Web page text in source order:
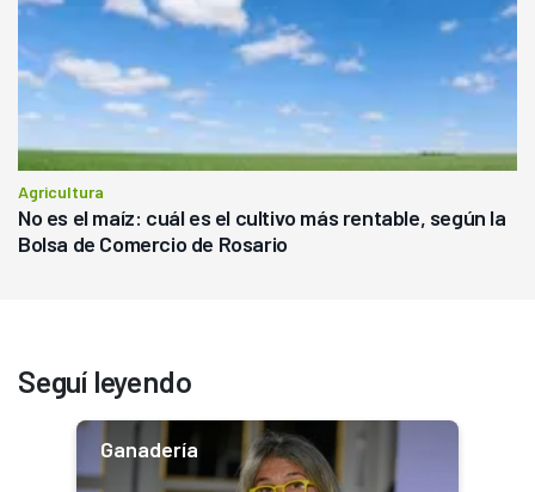
Agricultura
No es el maíz: cuál es el cultivo más rentable, según la
Bolsa de Comercio de Rosario
Seguí leyendo
Ganadería